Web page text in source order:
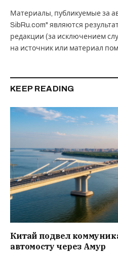
Материалы, публикуемые за
SibRu.com" являются
редакции (за исключением
на источник или материал
KEEP READING
Китай подвел
автомосту через Амур